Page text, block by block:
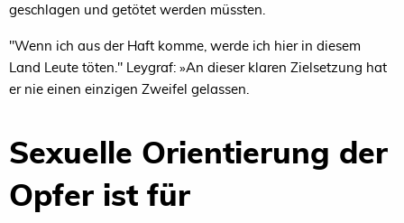
geschlagen und getötet werden müssten.
"Wenn ich aus der Haft komme, werde ich hier in diesem
Land Leute töten." Leygraf: »An dieser klaren Zielsetzung hat
er nie einen einzigen Zweifel gelassen.
Sexuelle Orientierung der
Opfer ist für